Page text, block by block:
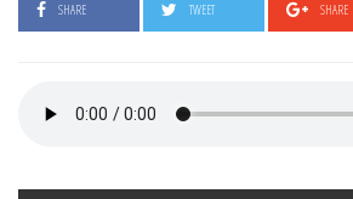
SHARE TWEET SHARE